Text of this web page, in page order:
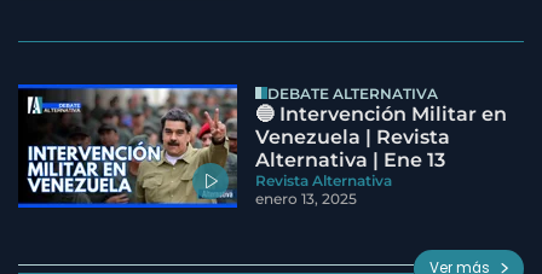
DEBATE ALTERNATIVA
🔵 Intervención Militar en
Venezuela | Revista
Alternativa | Ene 13
Revista Alternativa
enero 13, 2025
Ver más